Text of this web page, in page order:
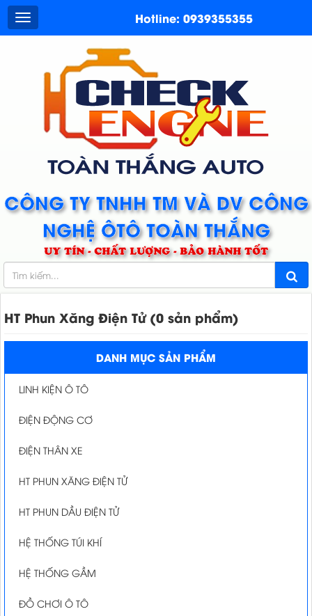
CÔNG TY TNHH TM VÀ DV CÔNG
NGHỆ ÔTÔ TOÀN THẮNG
UY TÍN - CHẤT LƯỢNG - BẢO HÀNH TỐT
Hotline: 0939355355
HT Phun Xăng Điện Tử (0 sản phẩm)
DANH MỤC SẢN PHẨM
LINH KIỆN Ô TÔ
ĐIỆN ĐỘNG CƠ
ĐIỆN THÂN XE
HT PHUN XĂNG ĐIỆN TỬ
HT PHUN DẦU ĐIỆN TỬ
HỆ THỐNG TÚI KHÍ
HỆ THỐNG GẦM
ĐỒ CHƠI Ô TÔ